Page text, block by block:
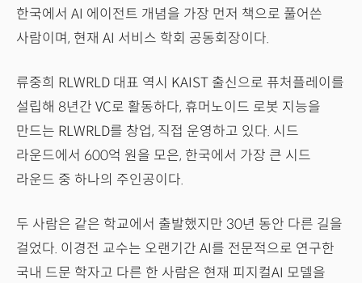
한국에서 AI 에이전트 개념을 가장 먼저 책으로 풀어쓴
사람이며, 현재 AI 서비스 학회 공동회장이다.
류중희 RLWRLD 대표 역시 KAIST 출신으로 퓨처플레이를
설립해 8년간 VC로 활동하다, 휴머노이드 로봇 지능을
만드는 RLWRLD를 창업, 직접 운영하고 있다. 시드
라운드에서 600억 원을 모은, 한국에서 가장 큰 시드
라운드 중 하나의 주인공이다.
두 사람은 같은 학교에서 출발했지만 30년 동안 다른 길을
걸었다. 이경전 교수는 오랜기간 AI를 전문적으로 연구한
국내 드문 학자고 다른 한 사람은 현재 피지컬AI 모델을